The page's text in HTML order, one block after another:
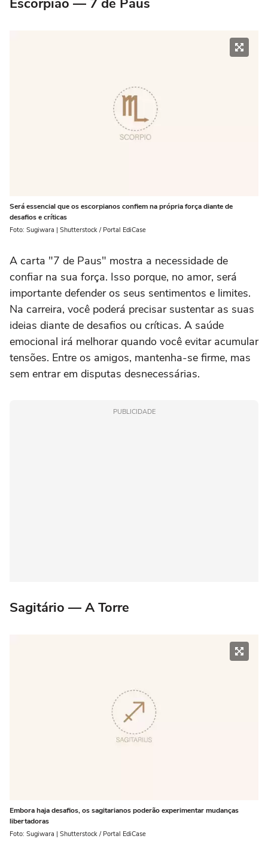
Escorpião — 7 de Paus
Será essencial que os escorpianos confiem na própria força diante de
desafios e críticas
Foto: Sugiwara | Shutterstock / Portal EdiCase
A carta "7 de Paus" mostra a necessidade de
confiar na sua força. Isso porque, no amor, será
importante defender os seus sentimentos e limites.
Na carreira, você poderá precisar sustentar as suas
ideias diante de desafios ou críticas. A saúde
emocional irá melhorar quando você evitar acumular
tensões. Entre os amigos, mantenha-se firme, mas
sem entrar em disputas desnecessárias.
PUBLICIDADE
Sagitário — A Torre
Embora haja desafios, os sagitarianos poderão experimentar mudanças
libertadoras
Foto: Sugiwara | Shutterstock / Portal EdiCase